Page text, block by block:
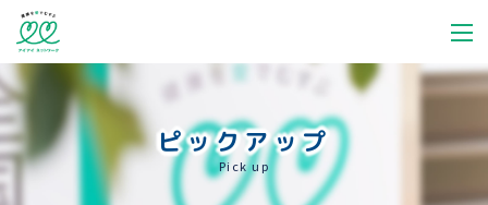
ピックアップ
Pick up